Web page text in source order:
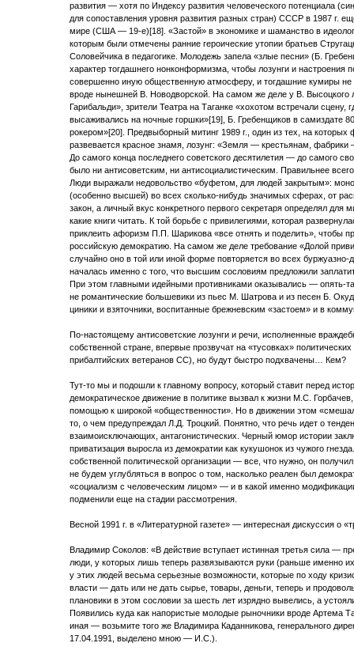
развития — хотя по Индексу развития человеческого потенциала
для сопоставления уровня развития разных стран) СССР в 1987 г.
мире (США — 19-е)[18]. «Застой» в экономике и шаманство в
которым были отмечены ранние героические утопии братьев
Соловейчика в педагогике. Молодежь запела «злые песни» (Б.
характер тогдашнего нонконформизма, чтобы лозунги и настроения
совершенно иную общественную атмосферу, и тогдашние кумиры
вроде нынешней В. Новодворской. На самом же деле у В.
Гарибальди», зрители Театра на Таганке «хохотом встречали сцену,
высаживались на ночные горшки»[19], Б. Гребенщиков в самиздате
рокером»[20]. Предвыборный митинг 1989 г., один из тех, на
развевается красное знамя, лозунг: «Земля — крестьянам,
До самого конца последнего советского десятилетия — до самого
было ни антисоветским, ни антисоциалистическим. Правильнее
Люди выражали недовольство «буфетом, для людей закрытым»:
(особенно высшей) во всех сколько-нибудь значимых сферах, от
закон, а личный вкус конкретного первого секретаря определял
какие книги читать. К той борьбе с привилегиями, которая
приклеить афоризм П.П. Шарикова «все отнять и поделить», чтобы
российскую демократию. На самом же деле требование «Долой
случайно оно в той или иной форме повторяется во всех
началась именно с того, что высшим сословиям предложили
При этом главными идейными противниками оказывались — опять-
не романтические большевики из пьес М. Шатрова и из песен Б.
циники и взяточники, воспитанные брежневским «застоем» и в
По-настоящему антисоветские лозунги и речи, исполненные
собственной стране, впервые прозвучат на «тусовках»
прибалтийских ветеранов СС), но будут быстро подхвачены… Кем?
Тут-то мы и подошли к главному вопросу, который ставит перед
демократическое движение в политике вызвал к жизни М.С.
помощью к широкой «общественности». Но в движении этом
то, о чем предупреждал Л.Д. Троцкий. Понятно, что речь идет о
взаимоисключающих, антагонистических. Черный юмор истории
приватизация выросла из демократии как кукушонок из чужого
собственной политической организации — все, что нужно, он
не будем углубляться в вопрос о том, насколько реален был
«социализм с человеческим лицом» — и в какой именно
подменили еще на стадии рассмотрения.
Весной 1991 г. в «Литературной газете» — интересная дискуссия о
Владимир Соколов: «В действие вступает истинная третья сила —
люди, у которых лишь теперь развязываются руки (раньше именно
у этих людей весьма серьезные возможности, которые по ходу
власти — дать или не дать сырье, товары, деньги, теперь и
плановики в этом сословии за шесть лет изрядно вывелись, а
Появились куда как напористые молодые рыночники вроде Артема
иная — возьмите того же Владимира Каданникова, генерального
17.04.1991, выделено мною — И.С.).